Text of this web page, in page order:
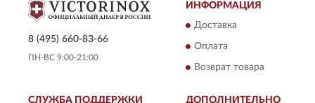
8 (495) 660-83-66
ПН-ВС 9:00-21:00
ИНФОРМАЦИЯ
Доставка
Оплата
Возврат товара
СЛУЖБА ПОДДЕРЖКИ ДОПОЛНИТЕЛЬНО